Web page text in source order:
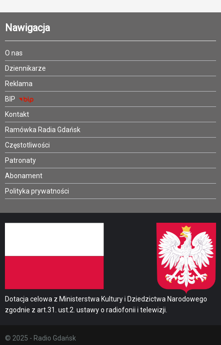
Nawigacja
O nas
Dziennikarze
Reklama
BIP
Kontakt
Ramówka Radia Gdańsk
Częstotliwości
Patronaty
Abonament
Polityka prywatności
Dotacja celowa z Ministerstwa Kultury i Dziedzictwa Narodowego
zgodnie z art.31. ust.2. ustawy o radiofonii i telewizji.
© 2025 - Radio Gdańsk